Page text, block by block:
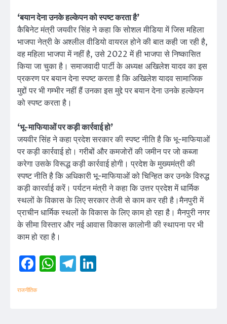
‘बयान देना उनके हल्केपन को स्पष्ट करता है’
कैबिनेट मंत्री जयवीर सिंह ने कहा कि सोशल मीडिया में जिस महिला
भाजपा नेत्री के अश्लील वीडियो वायरल होने की बात कही जा रही है,
वह महिला भाजपा में नहीं है, उसे 2022 में ही भाजपा से निष्कासित
किया जा चुका है। समाजवादी पार्टी के अध्यक्ष अखिलेश यादव का इस
प्रकरण पर बयान देना स्पष्ट करता है कि अखिलेश यादव सामाजिक
मुद्दों पर भी गम्भीर नहीं हैं उनका इस मुद्दे पर बयान देना उनके हल्केपन
को स्पष्ट करता है।
‘भू-माफियाओं पर कड़ी कार्रवाई हो’
जयवीर सिंह ने कहा प्रदेश सरकार की स्पष्ट नीति है कि भू-माफियाओं
पर कड़ी कार्रवाई हो। गरीबों और कमजोरों की जमीन पर जो कब्जा
करेगा उसके विरूद्ध कड़ी कार्रवाई होगी। प्रदेश के मुख्यमंत्री की
स्पष्ट नीति है कि अधिकारी भू-माफियाओं को चिन्हित कर उनके विरुद्ध
कड़ी कारर्वाई करें। पर्यटन मंत्री ने कहा कि उत्तर प्रदेश में धार्मिक
स्थलों के विकास के लिए सरकार तेजी से काम कर रही है।मैनपुरी में
प्राचीन धार्मिक स्थलों के विकास के लिए काम हो रहा है। मैनपुरी नगर
के सीमा विस्तार और नई आवास विकास कालोनी की स्थापना पर भी
काम हो रहा है।
Facebook
WhatsApp
Telegram
राजनीतिक